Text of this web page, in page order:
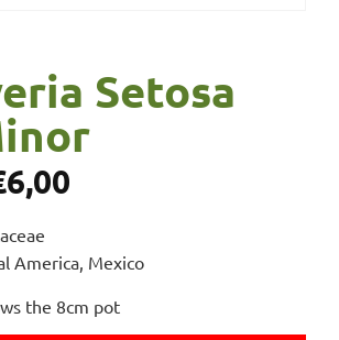
Setosa
6,00
America, Mexico
the 8cm pot